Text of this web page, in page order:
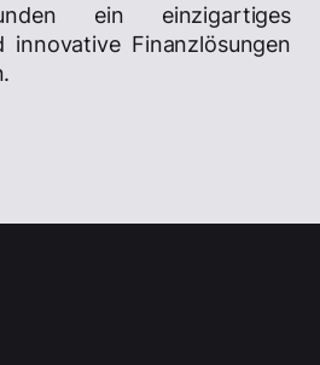
ein einzigartiges
innovative Finanzlösungen